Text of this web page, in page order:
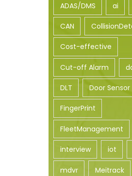
ADAS/DMS ai
CAN
Cost-effective
Cut-off Alarm
DLT Door Sensor
FingerPrint
FleetManagement
interview iot
mdvr Meitrack